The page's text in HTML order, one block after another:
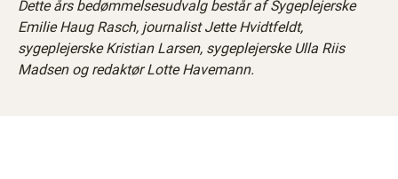
Dette års bedømmelsesudvalg består af Sygeplejerske
Emilie Haug Rasch, journalist Jette Hvidtfeldt,
sygeplejerske Kristian Larsen, sygeplejerske Ulla Riis
Madsen og redaktør Lotte Havemann.